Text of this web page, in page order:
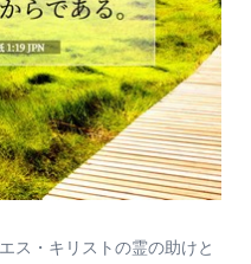
ス・キリストの霊の助けと